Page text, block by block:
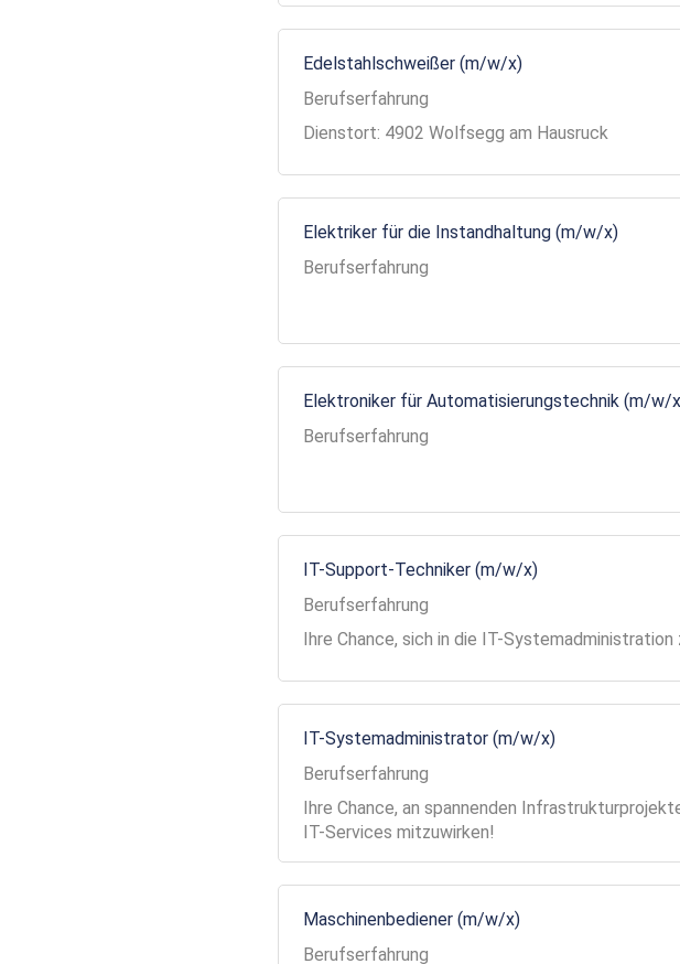
Edelstahlschweißer (m/w/x)
Berufserfahrung
Dienstort: 4902 Wolfsegg am Hausruck
Elektriker für die Instandhaltung (m/w/x)
Berufserfahrung
Elektroniker für Automatisierungstechnik (m/w/
Berufserfahrung
IT-Support-Techniker (m/w/x)
Berufserfahrung
Ihre Chance, sich in die IT-
IT-Systemadministrator (m/w/x)
Berufserfahrung
Ihre Chance, an spannenden
IT-Services mitzuwirken!
Maschinenbediener (m/w/x)
Berufserfahrung